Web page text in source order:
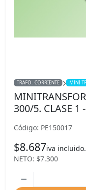
TRAFO. CORRIENTE MINI
300/5. CLASE 1
Código: PE150017
$8.687iva incluido.
NETO: $7.300